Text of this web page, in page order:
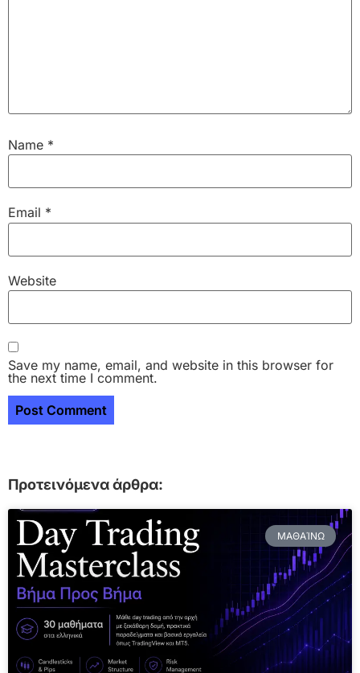
Name *
Email *
Website
Save my name, email, and website in this browser for
the next time I comment.
Προτεινόμενα άρθρα:
ΜΑΘΑΊΝΩ